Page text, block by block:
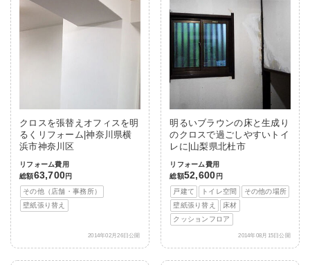
クロスを張替えオフィスを明
るくリフォーム|神奈川県横
浜市神奈川区
リフォーム費用
総額63,700円
その他（店舗・事務所）
壁紙張り替え
2014年02月26日公開
明るいブラウンの床と生成り
のクロスで過ごしやすいトイ
レに|山梨県北杜市
リフォーム費用
総額52,600 円
戸建て
トイレ空間
その他の場所
壁紙張り替え
床材
クッションフロア
2014年08月15日公開